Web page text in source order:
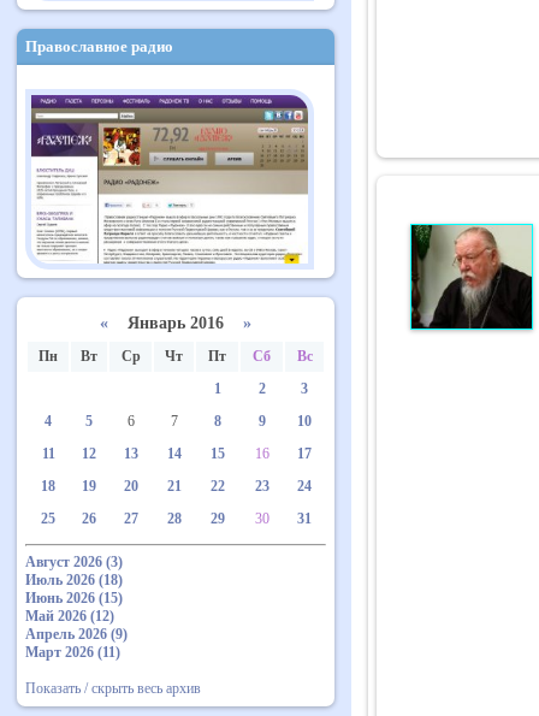
Православное радио
« Январь 2016 »
Пн Вт Ср Чт Пт Сб
Вс
1
2
3
4
5 6 7 8 9
10
11
12 13 14 15 16
17
18
19 20 21 22 23
24
25
26 27 28 29 30 31
Август 2026 (3)
Июль 2026 (18)
Июнь 2026 (15)
Май 2026 (12)
Апрель 2026 (9)
Март 2026 (11)
Показать / скрыть весь архив